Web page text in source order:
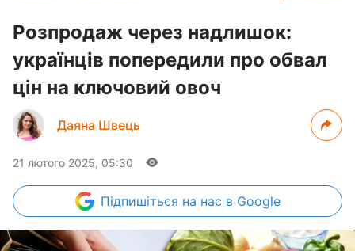
Розпродаж через надлишок:
українців попередили про обвал
цін на ключовий овоч
Даяна Швець
21 лютого 2025, 05:30
Підпишіться на нас в Google